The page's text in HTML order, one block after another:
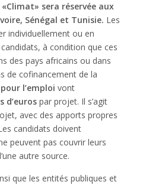
sera réservée aux
Sénégal et Tunisie. Les
individuellement ou en
à condition que ces
des pays africains ou dans
de cofinancement de la
l’emploi vont
d’eurospar projet. Il s’agit
avec des apports propres
candidats doivent
peuvent pas couvrir leurs
autre source.
que les entités publiques et